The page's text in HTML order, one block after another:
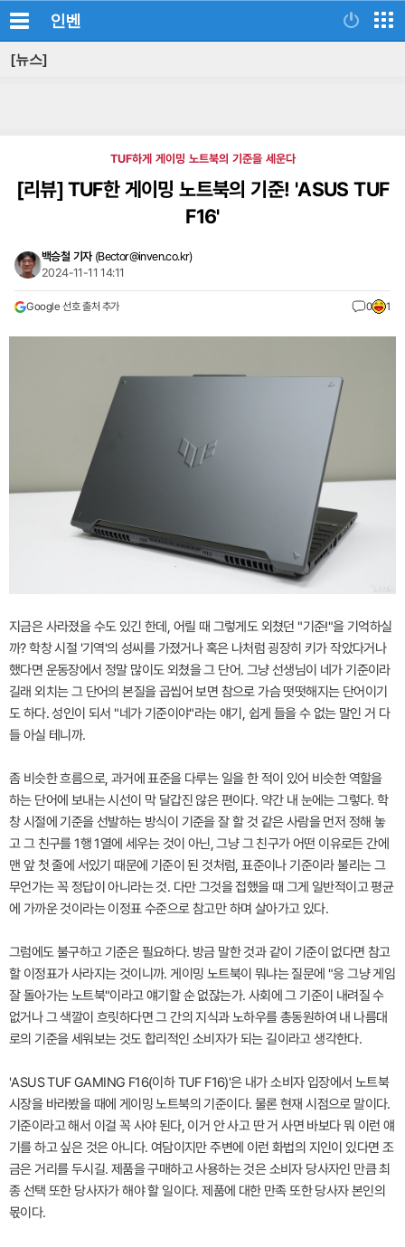
인벤
[뉴스]
TUF하게 게이밍 노트북의 기준을 세운다
[리뷰]TUF한 게이밍 노트북의 기준! 'ASUS TUF
F16'
백승철 기자 (Bector@inven.co.kr)
2024-11-11 14:11
Google 선호 출처 추가 0 1
지금은 사라졌을 수도 있긴 한데, 어릴 때 그렇게도 외쳤던 "기준!"을 기억하실
까? 학창 시절 '기역'의 성씨를 가졌거나 혹은 나처럼 굉장히 키가 작았다거나
했다면 운동장에서 정말 많이도 외쳤을 그 단어. 그냥 선생님이 네가 기준이라
길래 외치는 그 단어의 본질을 곱씹어 보면 참으로 가슴 떳떳해지는 단어이기
도 하다. 성인이 되서 "네가 기준이야"라는 얘기, 쉽게 들을 수 없는 말인 거 다
들 아실 테니까.
좀 비슷한 흐름으로, 과거에 표준을 다루는 일을 한 적이 있어 비슷한 역할을
하는 단어에 보내는 시선이 막 달갑진 않은 편이다. 약간 내 눈에는 그렇다. 학
창 시절에 기준을 선발하는 방식이 기준을 잘 할 것 같은 사람을 먼저 정해 놓
고 그 친구를 1행 1열에 세우는 것이 아닌, 그냥 그 친구가 어떤 이유로든 간에
맨 앞 첫 줄에 서있기 때문에 기준이 된 것처럼, 표준이나 기준이라 불리는 그
무언가는 꼭 정답이 아니라는 것. 다만 그것을 접했을 때 그게 일반적이고 평균
에 가까운 것이라는 이정표 수준으로 참고만 하며 살아가고 있다.
그럼에도 불구하고 기준은 필요하다. 방금 말한 것과 같이 기준이 없다면 참고
할 이정표가 사라지는 것이니까. 게이밍 노트북이 뭐냐는 질문에 "응 그냥 게임
잘 돌아가는 노트북"이라고 얘기할 순 없잖는가. 사회에 그 기준이 내려질 수
없거나 그 색깔이 흐릿하다면 그 간의 지식과 노하우를 총동원하여 내 나름대
로의 기준을 세워보는 것도 합리적인 소비자가 되는 길이라고 생각한다.
'ASUS TUF GAMING F16(이하 TUF F16)'은 내가 소비자 입장에서 노트북
시장을 바라봤을 때에 게이밍 노트북의 기준이다. 물론 현재 시점으로 말이다.
기준이라고 해서 이걸 꼭 사야 된다, 이거 안 사고 딴 거 사면 바보다 뭐 이런 얘
기를 하고 싶은 것은 아니다. 여담이지만 주변에 이런 화법의 지인이 있다면 조
금은 거리를 두시길. 제품을 구매하고 사용하는 것은 소비자 당사자인 만큼 최
종 선택 또한 당사자가 해야 할 일이다. 제품에 대한 만족 또한 당사자 본인의
몫이다.